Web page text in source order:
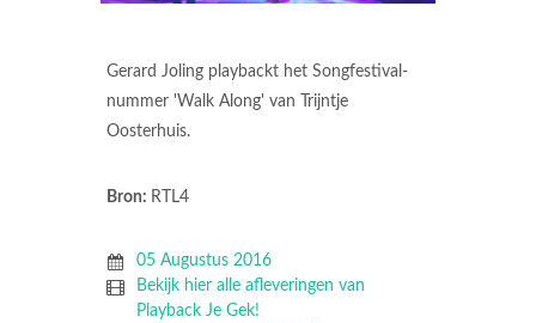
Gerard Joling playbackt het Songfestival-
nummer 'Walk Along' van Trijntje
Oosterhuis.
Bron: RTL4
05 Augustus 2016
Bekijk hier alle afleveringen van
Playback Je Gek!